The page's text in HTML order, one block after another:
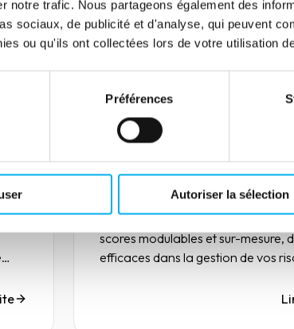
notre trafic. Nous partageons également des
sociaux, de publicité et d'analyse, qui peuvent
ou qu'ils ont collectées lors de votre utilisation
Préférences
Autoriser la sélection
Scoring : des
adaptées à vos
07 avril 2022 Risk management
Zoom avec Dinojan Karthigesu,
chez Ellisphere, sur les
scores modulables et sur-mesure,
efficaces dans la gestion de vos